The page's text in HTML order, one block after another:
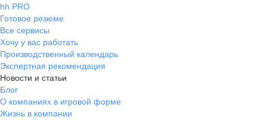
hh PRO
Готовое резюме
Все сервисы
Хочу у вас работать
Производственный календарь
Экспертная рекомендация
Новости и статьи
Блог
О компаниях в игровой форме
Жизнь в компании